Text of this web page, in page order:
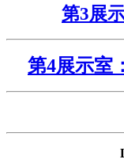
第3展
第4展示室